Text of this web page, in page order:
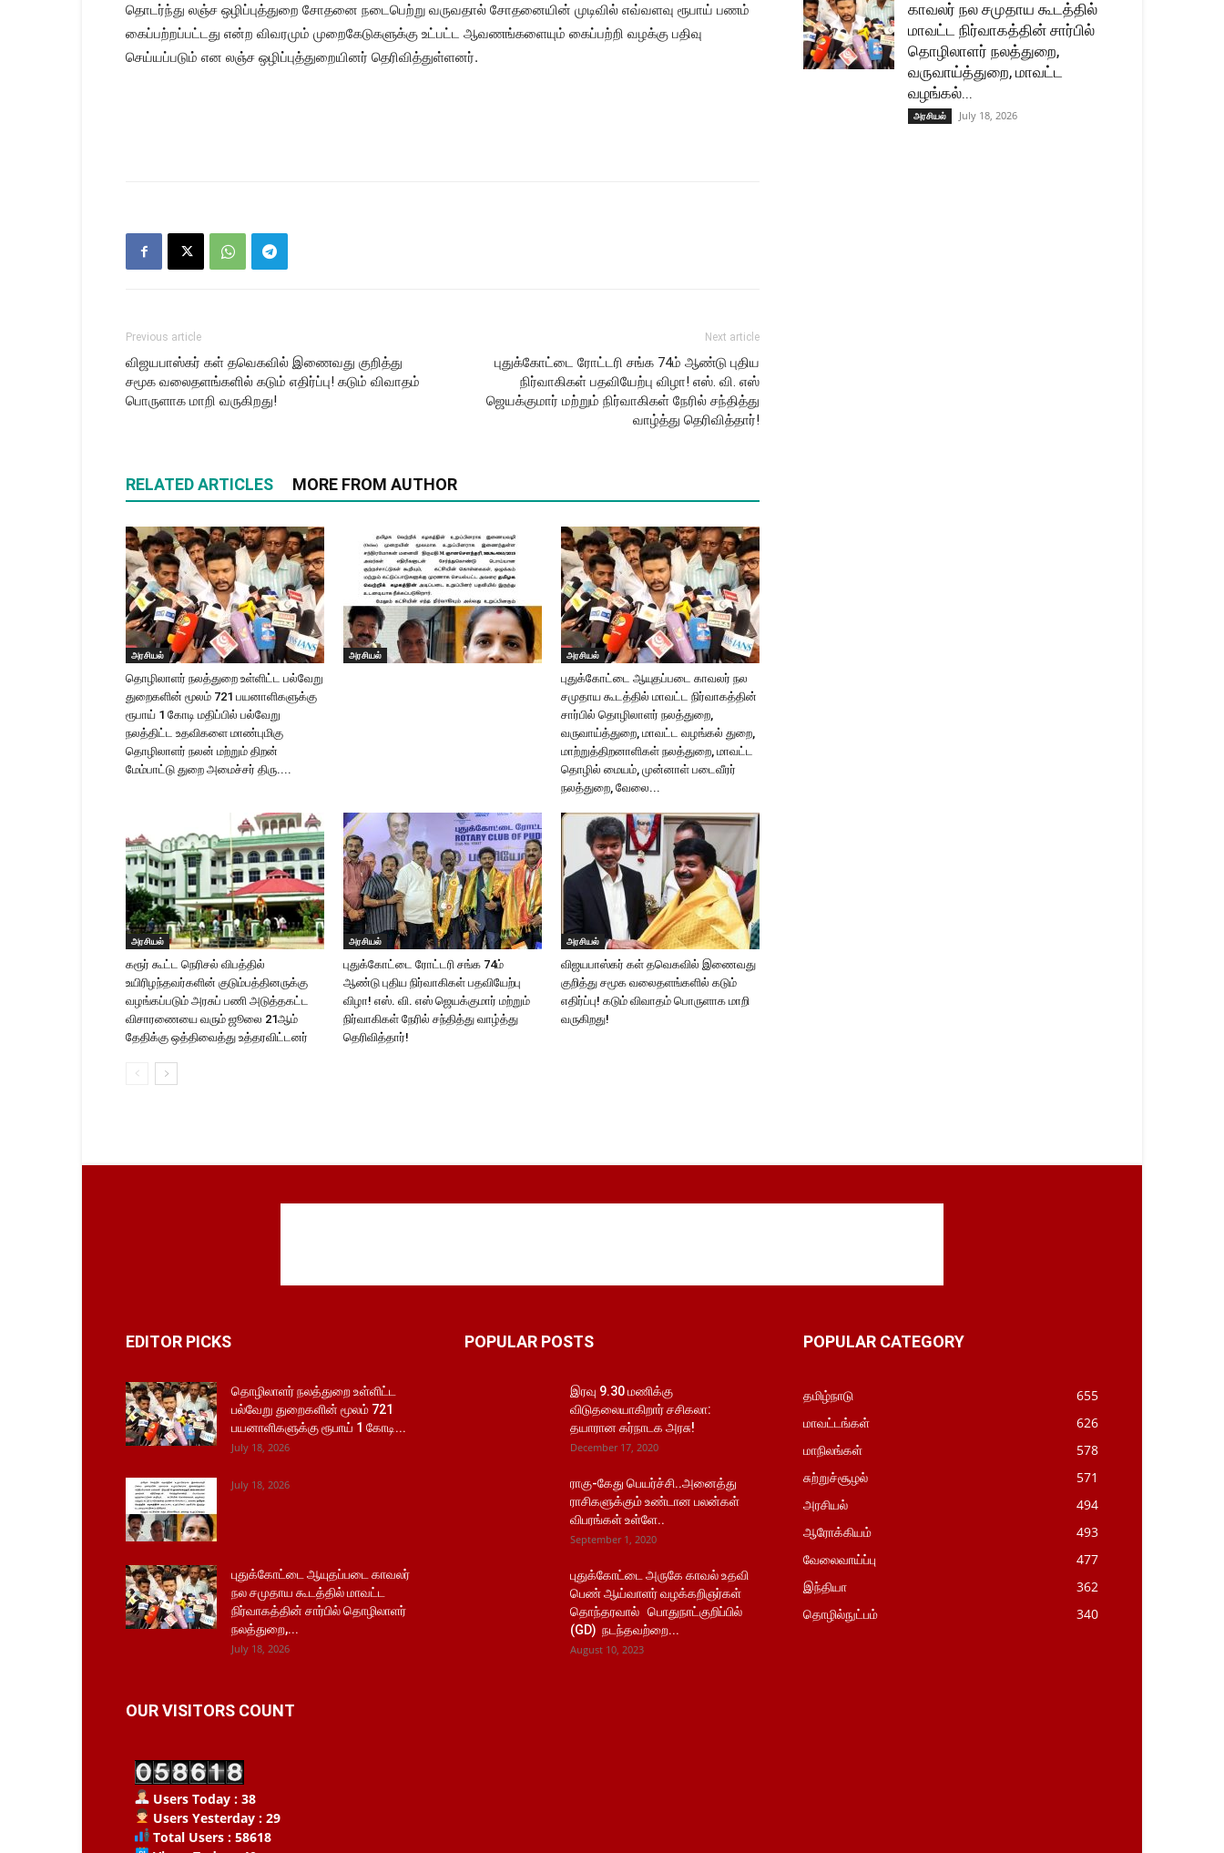
தொடர்ந்து லஞ்ச ஒழிப்புத்துறை சோதனை நடைபெற்று வருவதால் சோதனையின் முடிவில் எவ்வளவு ரூபாய் பணம்
கைப்பற்றப்பட்டது என்ற விவரமும் முறைகேடுகளுக்கு உட்பட்ட ஆவணங்களையும் கைப்பற்றி வழக்கு பதிவு
செய்யப்படும் என லஞ்ச ஒழிப்புத்துறையினர் தெரிவித்துள்ளனர்.
Previous article
விஜயபாஸ்கர் கள் தவெகவில் இணைவது குறித்து
சமூக வலைதளங்களில் கடும் எதிர்ப்பு! கடும் விவாதம்
பொருளாக மாறி வருகிறது!
Next article
புதுக்கோட்டை ரோட்டரி சங்க 74ம் ஆண்டு புதிய
நிர்வாகிகள் பதவியேற்பு விழா! எஸ். வி. எஸ்
ஜெயக்குமார் மற்றும் நிர்வாகிகள் நேரில் சந்தித்து
வாழ்த்து தெரிவித்தார்!
RELATED ARTICLES MORE FROM AUTHOR
அரசியல்
தொழிலாளர் நலத்துறை உள்ளிட்ட பல்வேறு
துறைகளின் மூலம் 721 பயனாளிகளுக்கு
ரூபாய் 1 கோடி மதிப்பில் பல்வேறு
நலத்திட்ட உதவிகளை மாண்புமிகு
தொழிலாளர் நலன் மற்றும் திறன்
மேம்பாட்டு துறை அமைச்சர் திரு....
அரசியல் அரசியல்
புதுக்கோட்டை ஆயுதப்படை காவலர் நல
சமுதாய கூடத்தில் மாவட்ட நிர்வாகத்தின்
சார்பில் தொழிலாளர் நலத்துறை,
வருவாய்த்துறை, மாவட்ட வழங்கல் துறை,
மாற்றுத்திறனாளிகள் நலத்துறை, மாவட்ட
தொழில் மையம், முன்னாள் படைவீரர்
நலத்துறை, வேலை...
அரசியல்
கரூர் கூட்ட நெரிசல் விபத்தில்
உயிரிழந்தவர்களின் குடும்பத்தினருக்கு
வழங்கப்படும் அரசுப் பணி அடுத்தகட்ட
விசாரணையை வரும் ஜூலை 21ஆம்
தேதிக்கு ஒத்திவைத்து உத்தரவிட்டனர்
அரசியல்
புதுக்கோட்டை ரோட்டரி சங்க 74ம்
ஆண்டு புதிய நிர்வாகிகள் பதவியேற்பு
விழா! எஸ். வி. எஸ் ஜெயக்குமார் மற்றும்
நிர்வாகிகள் நேரில் சந்தித்து வாழ்த்து
தெரிவித்தார்!
அரசியல்
விஜயபாஸ்கர் கள் தவெகவில் இணைவது
குறித்து சமூக வலைதளங்களில் கடும்
எதிர்ப்பு! கடும் விவாதம் பொருளாக மாறி
வருகிறது!
காவலர் நல சமுதாய கூடத்தில்
மாவட்ட நிர்வாகத்தின் சார்பில்
தொழிலாளர் நலத்துறை,
வருவாய்த்துறை, மாவட்ட
வழங்கல்...
அரசியல் July 18, 2026
EDITOR PICKS
தொழிலாளர் நலத்துறை உள்ளிட்ட
பல்வேறு துறைகளின் மூலம் 721
பயனாளிகளுக்கு ரூபாய் 1 கோடி...
July 18, 2026
July 18, 2026
புதுக்கோட்டை ஆயுதப்படை காவலர்
நல சமுதாய கூடத்தில் மாவட்ட
நிர்வாகத்தின் சார்பில் தொழிலாளர்
நலத்துறை,...
July 18, 2026
OUR VISITORS COUNT
Users Today : 38
Users Yesterday : 29
Total Users : 58618
POPULAR POSTS
இரவு 9.30 மணிக்கு
விடுதலையாகிறார் சசிகலா:
தயாரான கர்நாடக அரசு!
December 17, 2020
ராகு-கேது பெயர்ச்சி..அனைத்து
ராசிகளுக்கும் உண்டான பலன்கள்
விபரங்கள் உள்ளே..
September 1, 2020
புதுக்கோட்டை அருகே காவல் உதவி
பெண் ஆய்வாளர் வழக்கறிஞர்கள்
தொந்தரவால் பொதுநாட்குறிப்பில்
(GD) நடந்தவற்றை...
August 10, 2023
POPULAR CATEGORY
தமிழ்நாடு
655
மாவட்டங்கள்
626
மாநிலங்கள்
578
சுற்றுச்சூழல்
571
அரசியல்
494
ஆரோக்கியம்
493
வேலைவாய்ப்பு
477
இந்தியா
362
தொழில்நுட்பம்
340